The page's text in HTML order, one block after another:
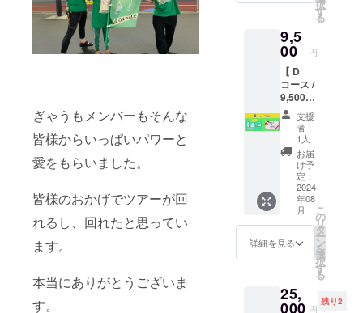
ぎゃうもメンバーもそんな
皆様からいっぱいパワーと
愛をもらいました。
皆様のおかげでツアーが回
れるし、回れたと思ってい
ます。
本当にありがとうございま
す。
★Aコー
スに加
え、翌
8/3(土)
豪徳寺
leafroo
mで行
われる
アフ
ター
パー
ティー
へのご
招待が
ついた
コー
ス。ア
いびー
による
クレ
ジット
付きポ
スト
カード
（見開
きタイ
200mm
×148m
m予
定） ・
ロフト
のチ
ケット
★Aコー
スに加
トがつ
いた
択
す
る
9,5
00 円
【 D
コース /
9,500円
】 C
コース
＋アフ
ター
パー
ティー
招待券
・記念
アクリ
ルスタ
ンド
（商品
cm予
定） ・
支援
者：
1人
お届
け予
定：
2024
年08
月
詳細を見る
こ
の
リ
タ
ー
ン
を
選
択
す
る
25,
000 円
残り2